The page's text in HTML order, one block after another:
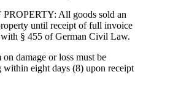
All goods sold an
until receipt of full invoice
§ 455 of German Civil Law.
damage or loss must be
eight days (8) upon receipt